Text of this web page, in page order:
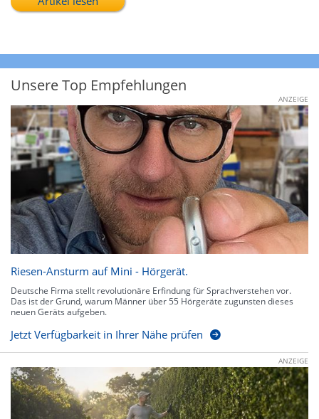
Unsere Top Empfehlungen
ANZEIGE
Riesen-Ansturm auf Mini - Hörgerät.
Deutsche Firma stellt revolutionäre Erfindung für Sprachverstehen vor.
Das ist der Grund, warum Männer über 55 Hörgeräte zugunsten dieses
neuen Geräts aufgeben.
Jetzt Verfügbarkeit in Ihrer Nähe prüfen
ANZEIGE